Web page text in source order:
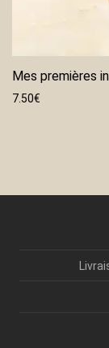
Mes premières
7.50€